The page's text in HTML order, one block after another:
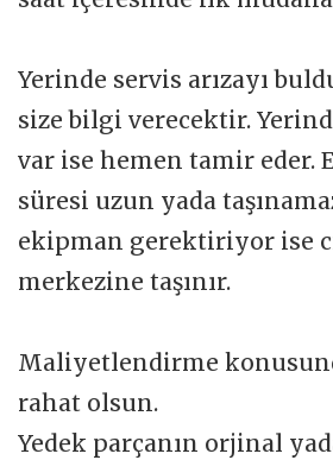
Yerinde servis arızayı
size bilgi verecektir.
var ise hemen tamir eder.
süresi uzun yada
ekipman gerektiriyor ise
merkezine taşınır.
Maliyetlendirme
rahat olsun.
Yedek parçanın orjinal